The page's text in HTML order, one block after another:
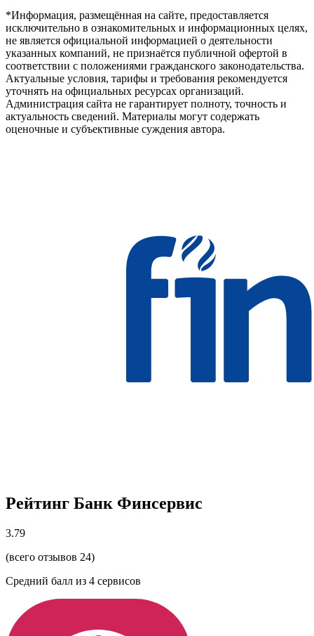
*Информация, размещённая на сайте, предоставляется
исключительно в ознакомительных и информационных целях,
не является официальной информацией о деятельности
указанных компаний, не признаётся публичной офертой в
соответствии с положениями гражданского законодательства.
Актуальные условия, тарифы и требования рекомендуется
уточнять на официальных ресурсах организаций.
Администрация сайта не гарантирует полноту, точность и
актуальность сведений. Материалы могут содержать
оценочные и субъективные суждения автора.
Рейтинг Банк Финсервис
3.79
(всего отзывов 24)
Средний балл из 4 сервисов